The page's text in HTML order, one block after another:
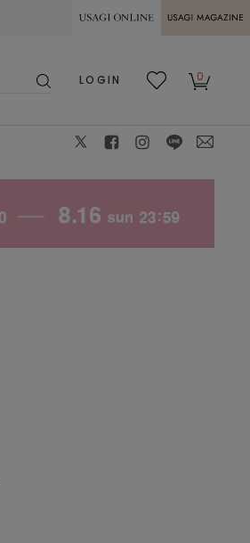
熊本県熊本地方を震源とする地震の影響に
MAGAZINE
LOGIN
0